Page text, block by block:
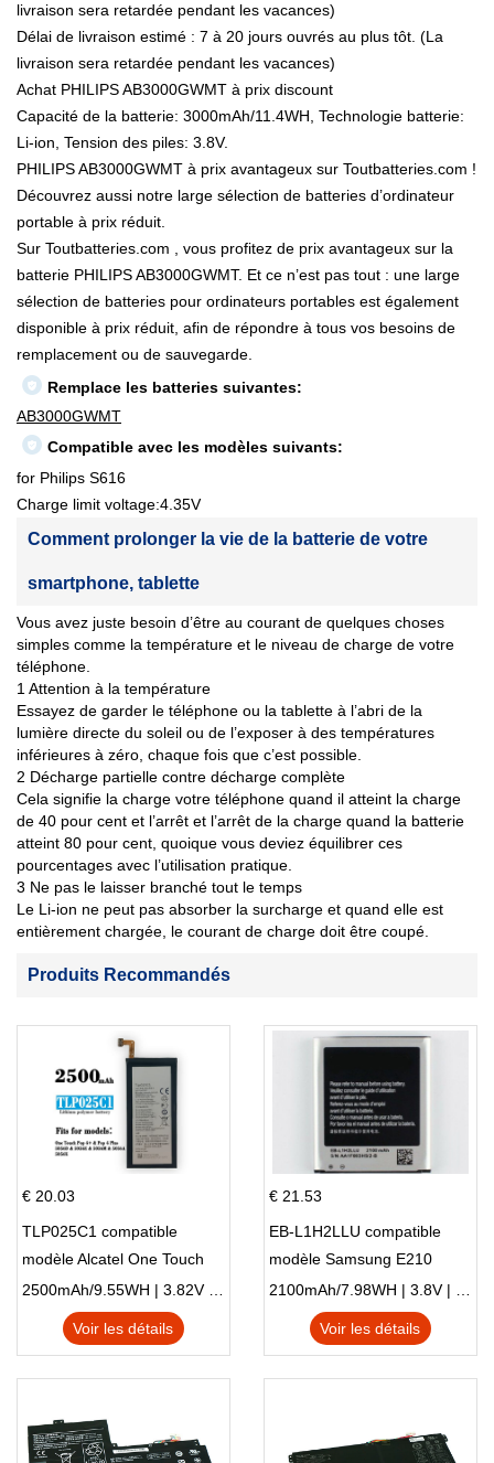
livraison sera retardée pendant les vacances)
Délai de livraison estimé : 7 à 20 jours ouvrés au plus tôt. (La
livraison sera retardée pendant les vacances)
Achat PHILIPS AB3000GWMT à prix discount
Capacité de la batterie: 3000mAh/11.4WH, Technologie batterie:
Li-ion, Tension des piles: 3.8V.
PHILIPS AB3000GWMT à prix avantageux sur Toutbatteries.com !
Découvrez aussi notre large sélection de batteries d’ordinateur
portable à prix réduit.
Sur Toutbatteries.com , vous profitez de prix avantageux sur la
batterie PHILIPS AB3000GWMT. Et ce n’est pas tout : une large
sélection de batteries pour ordinateurs portables est également
disponible à prix réduit, afin de répondre à tous vos besoins de
remplacement ou de sauvegarde.
Remplace les batteries suivantes:
AB3000GWMT
Compatible avec les modèles suivants:
for Philips S616
Charge limit voltage:4.35V
Comment prolonger la vie de la batterie de votre
smartphone, tablette
Vous avez juste besoin d’être au courant de quelques choses
simples comme la température et le niveau de charge de votre
téléphone.
1 Attention à la température
Essayez de garder le téléphone ou la tablette à l’abri de la
lumière directe du soleil ou de l’exposer à des températures
inférieures à zéro, chaque fois que c’est possible.
2 Décharge partielle contre décharge complète
Cela signifie la charge votre téléphone quand il atteint la charge
de 40 pour cent et l’arrêt et l’arrêt de la charge quand la batterie
atteint 80 pour cent, quoique vous deviez équilibrer ces
pourcentages avec l’utilisation pratique.
3 Ne pas le laisser branché tout le temps
Le Li-ion ne peut pas absorber la surcharge et quand elle est
entièrement chargée, le courant de charge doit être coupé.
Produits Recommandés
€ 20.03
TLP025C1 compatible
modèle Alcatel One Touch
Pop 4 Plus OT-5056D
2500mAh/9.55WH | 3.82V | Li-ion ...
Voir les détails
€ 21.53
EB-L1H2LLU compatible
modèle Samsung E210
E210K i939
2100mAh/7.98WH | 3.8V | Li-ion ...
Voir les détails